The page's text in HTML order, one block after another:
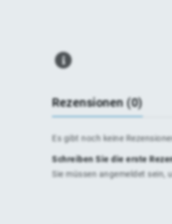
Rezensionen (0)
Es gibt noch keine
Schreiben Sie die erste
Sie müssen angemeldet sein,